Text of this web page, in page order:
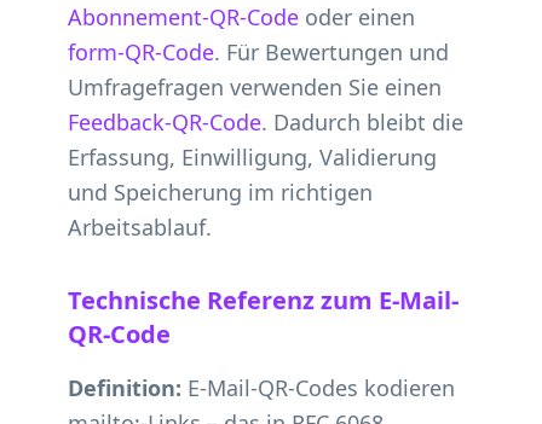
Abonnement-QR-Code oder einen
form-QR-Code. Für Bewertungen und
Umfragefragen verwenden Sie einen
Feedback-QR-Code. Dadurch bleibt die
Erfassung, Einwilligung, Validierung
und Speicherung im richtigen
Arbeitsablauf.
Technische Referenz zum E-Mail-
QR-Code
Definition: E-Mail-QR-Codes kodieren